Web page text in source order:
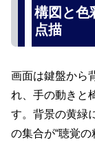
構図と
点描
画面は鍵盤から
れ、手の動きと
す。背景の黄緑
の集合が“聴覚の